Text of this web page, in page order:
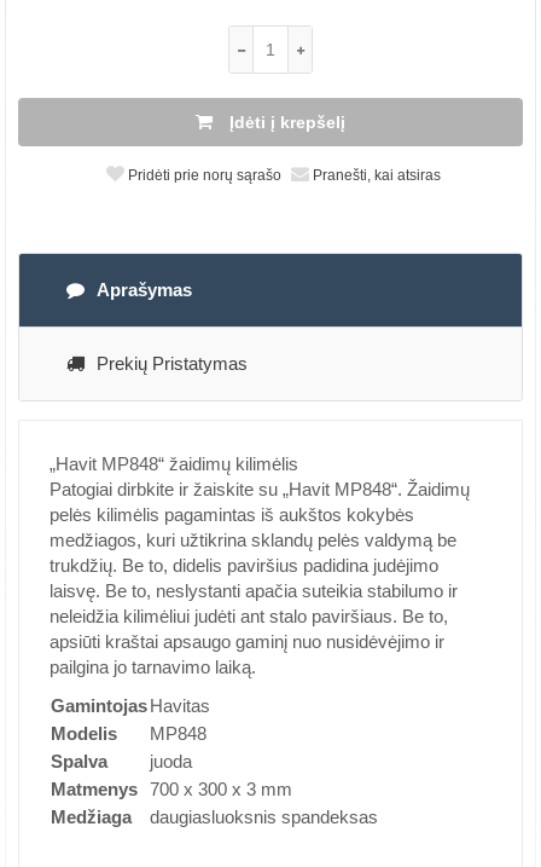
Įdėti į krepšelį
Pridėti prie norų sąrašo Pranešti, kai atsiras
Aprašymas
Prekių Pristatymas
„Havit MP848“ žaidimų kilimėlis
Patogiai dirbkite ir žaiskite su „Havit MP848“. Žaidimų
pelės kilimėlis pagamintas iš aukštos kokybės
medžiagos, kuri užtikrina sklandų pelės valdymą be
trukdžių. Be to, didelis paviršius padidina judėjimo
laisvę. Be to, neslystanti apačia suteikia stabilumo ir
neleidžia kilimėliui judėti ant stalo paviršiaus. Be to,
apsiūti kraštai apsaugo gaminį nuo nusidėvėjimo ir
pailgina jo tarnavimo laiką.
GamintojasHavitas
Modelis
MP848
Spalva
juoda
Matmenys 700 x 300 x 3 mm
Medžiaga
daugiasluoksnis spandeksas